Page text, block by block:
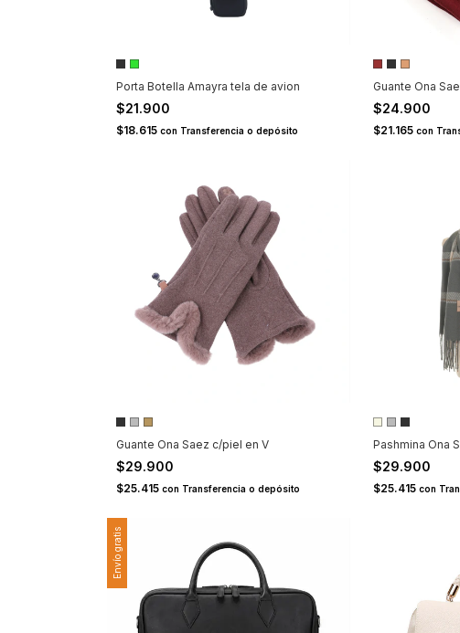
Porta Botella Amayra tela de avion
$21.900
$18.615 con Transferencia o depósito
Guante Ona
$24.900
$21.165con
Guante Ona Saez c/piel en V
$29.900
$25.415 con Transferencia o depósito
Pashmina Ona
$29.900
$25.415con
Envío gratis